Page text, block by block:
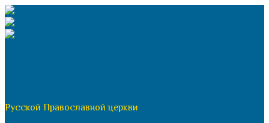
Перейти
к
содержимому
Русской Православной церкви